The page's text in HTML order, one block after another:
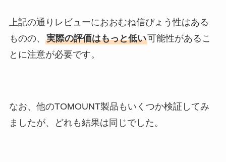
上記の通りレビューにおおむね信ぴょう性はある
ものの、 実際の評価はもっと低い可能性があるこ
とに注意が必要です。
なお、他のTOMOUNT製品もいくつか検証してみ
ましたが、どれも結果は同じでした。